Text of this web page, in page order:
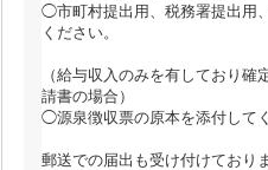
◯市町村提出用、税務署提出用
ください。
（給与収入のみを有しており
請書の場合）
◯源泉徴収票の原本を添付して
郵送での届出も受け付けており